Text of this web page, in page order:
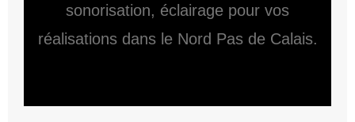
sonorisation, éclairage pour vos
réalisations dans le Nord Pas de Calais.